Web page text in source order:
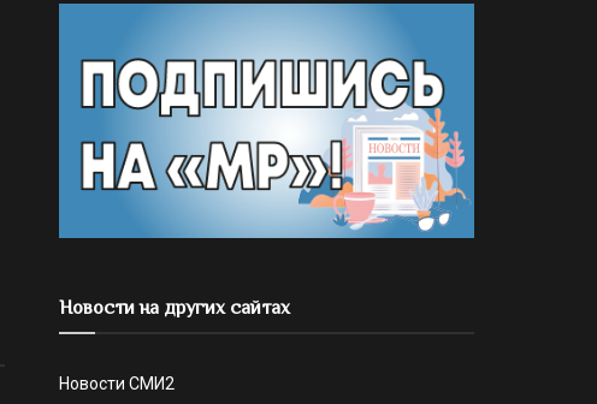
Новости на других сайтах
Новости СМИ2